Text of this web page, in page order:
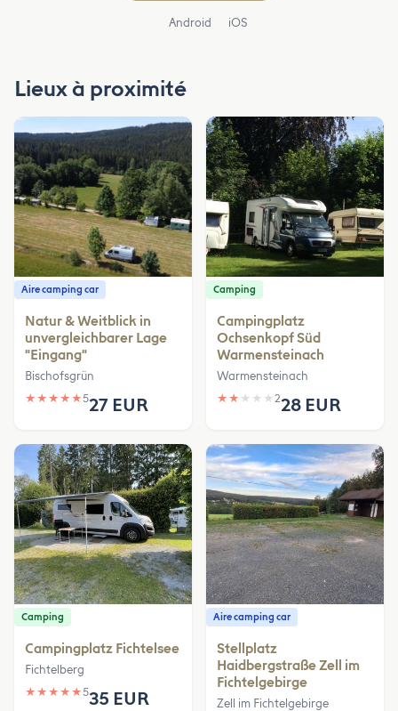
Android iOS
Lieux à proximité
Aire camping car
Natur & Weitblick in
unvergleichbarer Lage
"Eingang"
Bischofsgrün
★ ★ ★ ★ ★527 EUR
Camping
Campingplatz
Ochsenkopf Süd
Warmensteinach
Warmensteinach
★ ★ ★ ★ ★ 228 EUR
Camping
Campingplatz Fichtelsee
Fichtelberg
★ ★ ★ ★ ★535 EUR
Aire camping car
Stellplatz
Haidbergstraße Zell im
Fichtelgebirge
Zell im Fichtelgebirge